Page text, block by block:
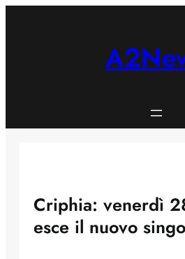
Criphia: venerdì
esce il nuovo